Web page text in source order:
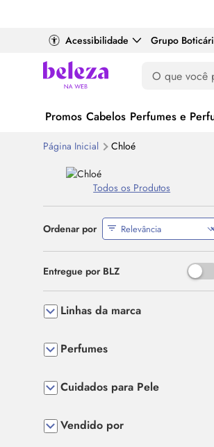
Acessibilidade Grupo
Promos Cabelos Perfumes e
Página Inicial Chloé
Todos os Produtos
Ordenar por
Entregue por BLZ Use o
Linhas da marca
Perfumes
Cuidados para Pele
Vendido por